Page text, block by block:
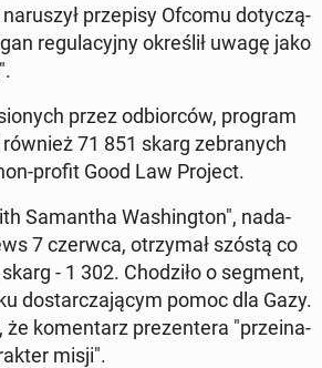
prze­pi­sy Ofcomu do­ty­czą­
re­gu­la­cyj­ny okre­ślił uwagę jako
przez od­bior­ców, program
71 851 skarg ze­bra­nych
profit Good Law Project.
Sa­man­tha Wa­shing­ton", nada­
7 czerwca, otrzy­mał szóstą co
- 1 302. Cho­dzi­ło o segment,
do­star­cza­ją­cym pomoc dla Gazy.
że ko­men­tarz pre­zen­te­ra "prze­ina­
misji".